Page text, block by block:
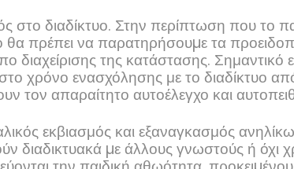
στο διαδίκτυο. Στην περίπτωση που το
θα πρέπει να παρατηρήσουµε τα
διαχείρισης της κατάστασης. Σημαντικό
χρόνο ενασχόλησης με το διαδίκτυο
τον απαραίτητο αυτοέλεγχο και
εκβιασμός και εξαναγκασμός
διαδικτυακά µε άλλους γνωστούς ή όχι